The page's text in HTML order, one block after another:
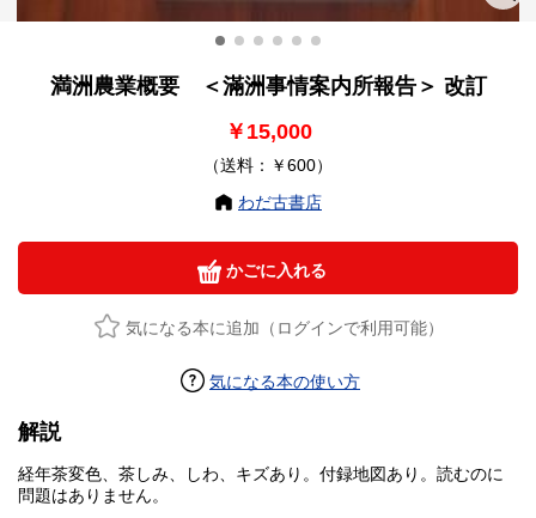
満洲農業概要 ＜滿洲事情案内所報告＞ 改訂
￥15,000
（送料：￥600）
わだ古書店
かごに入れる
気になる本に追加（ログインで利用可能）
気になる本の使い方
解説
経年茶変色、茶しみ、しわ、キズあり。付録地図あり。読むのに
問題はありません。